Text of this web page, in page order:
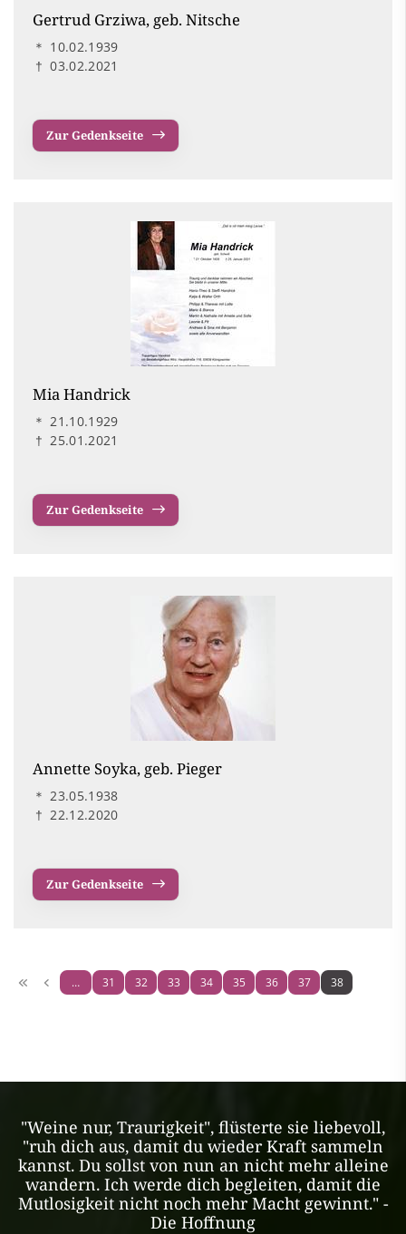
Gertrud Grziwa, geb. Nitsche
＊ 10.02.1939
† 03.02.2021
Zur Gedenkseite
Mia Handrick
＊ 21.10.1929
† 25.01.2021
Zur Gedenkseite
Annette Soyka, geb. Pieger
＊ 23.05.1938
† 22.12.2020
Zur Gedenkseite
… 31 32 33 34 35 36 37 38
"Weine nur, Traurigkeit", flüsterte sie liebevoll,
"ruh dich aus, damit du wieder Kraft sammeln
kannst. Du sollst von nun an nicht mehr alleine
wandern. Ich werde dich begleiten, damit die
Mutlosigkeit nicht noch mehr Macht gewinnt." -
Die Hoffnung